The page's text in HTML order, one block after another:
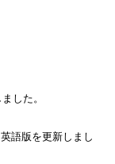
した。
語版を更新しまし